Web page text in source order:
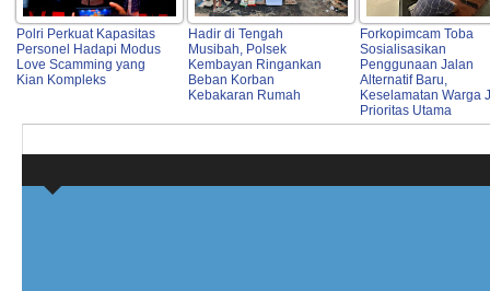
Polri Perkuat Kapasitas
Personel Hadapi Modus
Love Scamming yang
Kian Kompleks
Hadir di Tengah
Musibah, Polsek
Kembayan Ringankan
Beban Korban
Kebakaran Rumah
Forkopimcam Toba
Sosialisasikan
Penggunaan Jalan
Alternatif Baru,
Keselamatan Warga
Prioritas Utama